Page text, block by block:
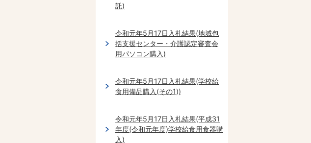
託)
令和元年5月17日入札結果(地域包
括支援センター・介護認定審査会
用パソコン購入)
令和元年5月17日入札結果(学校給
食用備品購入(その1))
令和元年5月17日入札結果(平成31
年度(令和元年度)学校給食用食器購
入)